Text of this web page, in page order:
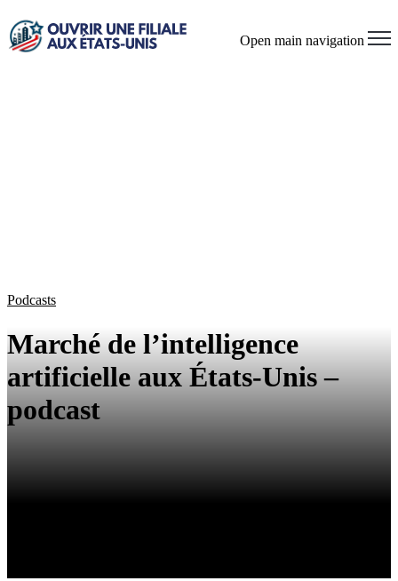
Open main navigation
Podcasts
Marché de l’intelligence
artificielle aux États-Unis –
podcast